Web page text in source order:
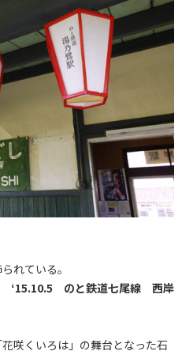
れている。
‘15.10.5 のと鉄道七尾線 西岸
咲くいろは」の舞台となった石